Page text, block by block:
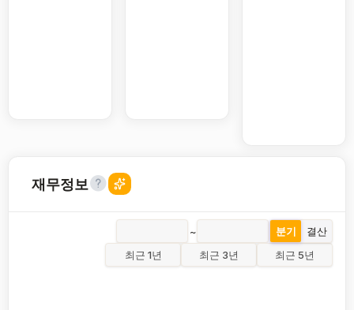
재무정보
~ 분기
결산
최근 1년
최근 3년 최근 5년